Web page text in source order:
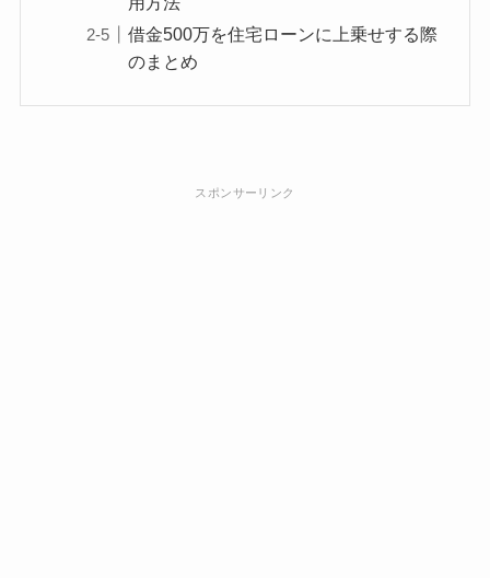
借金500万を住宅ローンに上乗せする際
のまとめ
スポンサーリンク